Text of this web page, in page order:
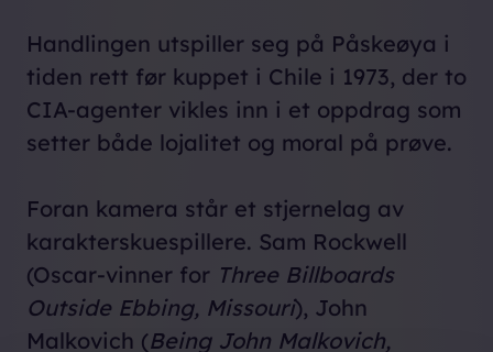
Handlingen utspiller seg på Påskeøya i
tiden rett før kuppet i Chile i 1973, der to
CIA-agenter vikles inn i et oppdrag som
setter både lojalitet og moral på prøve.
Foran kamera står et stjernelag av
karakterskuespillere. Sam Rockwell
(Oscar-vinner for Three Billboards
Outside Ebbing, Missouri), John
Malkovich (Being John Malkovich,